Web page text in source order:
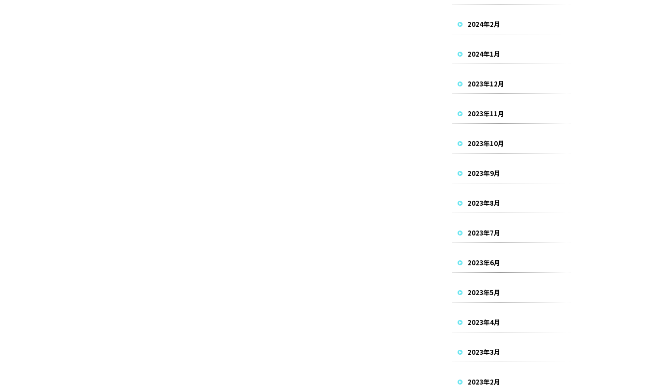
2024年2月
2024年1月
2023年12月
2023年11月
2023年10月
2023年9月
2023年8月
2023年7月
2023年6月
2023年5月
2023年4月
2023年3月
2023年2月